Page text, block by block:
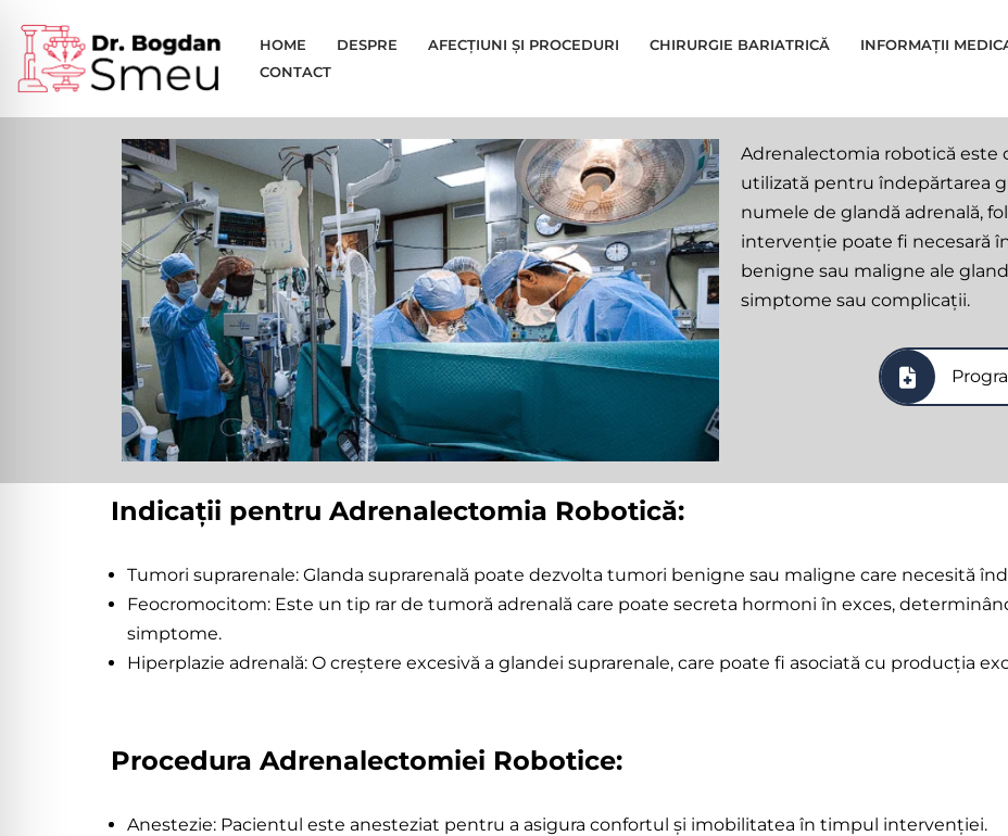
Sari
la
conținut
HOME DESPRE AFECȚIUNI ȘI PROCEDURI CHIRURGIE BARIATRICĂ INFORMAȚII
CONTACT
Adrenalectomie
Robotică
Adrenalectomia robotică este
utilizată pentru îndepărtarea
numele de glandă adrenală,
intervenție poate fi necesară
benigne sau maligne ale
simptome sau complicații.
Indicații pentru Adrenalectomia Robotică:
Tumori suprarenale: Glanda suprarenală poate dezvolta tumori benigne sau maligne care necesită
Feocromocitom: Este un tip rar de tumoră adrenală care poate secreta hormoni în exces,
simptome.
Hiperplazie adrenală: O creștere excesivă a glandei suprarenale, care poate fi asociată cu producția
Procedura Adrenalectomiei Robotice:
Anestezie: Pacientul este anesteziat pentru a asigura confortul și imobilitatea în timpul intervenției.